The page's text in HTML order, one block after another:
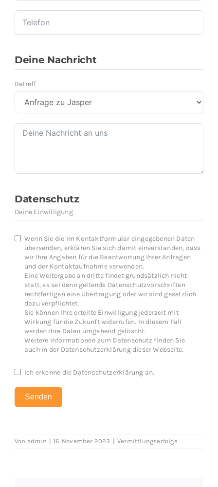
Deine Nachricht
Betreff
Datenschutz
Deine Einwilligung
Wenn Sie die im Kontaktformular eingegebenen Daten
übersenden, erklären Sie sich damit einverstanden, dass
wir Ihre Angaben für die Beantwortung Ihrer Anfragen
und der Kontaktaufnahme verwenden.
Eine Weitergabe an dritte findet grundsätzlich nicht
statt, es sei denn geltende Datenschutzvorschriften
rechtfertigen eine Übertragung oder wir sind gesetzlich
dazu verpflichtet.
Sie können Ihre erteilte Einwilligung jederzeit mit
Wirkung für die Zukunft widerrufen. In diesem Fall
werden Ihre Daten umgehend gelöscht.
Weitere Informationen zum Datenschutz finden Sie
auch in der Datenschutzerklärung dieser Webseite.
Ich erkenne die Datenschutzerklärung an.
Senden
Von admin 16. November 2023 Vermittlungserfolge